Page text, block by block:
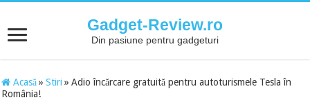
Gadget-Review.ro
Din pasiune pentru gadgeturi
Acasă » Stiri » Adio încărcare gratuită pentru autoturismele Tesla în
România!